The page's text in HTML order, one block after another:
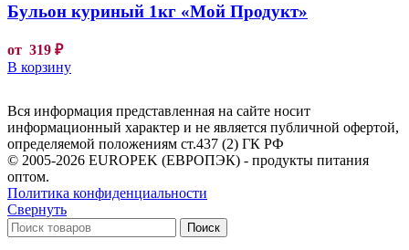
Бульон куриный 1кг «Мой Продукт»
от 319 ₽
В корзину
Вся информация представленная на сайте носит
информационный характер и не является публичной офертой,
определяемой положениям ст.437 (2) ГК РФ
© 2005-2026 EUROPEK (ЕВРОПЭК) - продукты питания
оптом.
Политика конфиденциальности
Свернуть
Поиск